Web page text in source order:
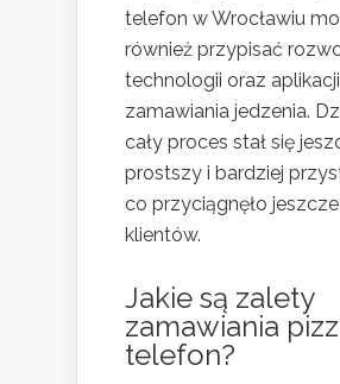
telefon w Wrocławiu
również przypisać
technologii oraz
zamawiania jedzenia.
cały proces stał się
prostszy i bardziej
co przyciągnęło
klientów.
Jakie są zalety
zamawiania
telefon?